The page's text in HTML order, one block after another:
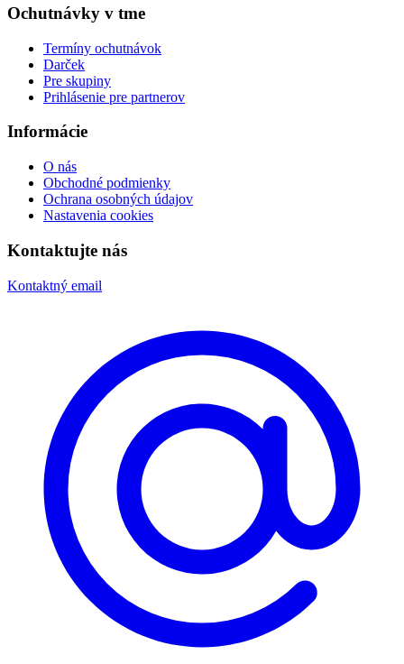
Ochutnávky v tme
Termíny ochutnávok
Darček
Pre skupiny
Prihlásenie pre partnerov
Informácie
O nás
Obchodné podmienky
Ochrana osobných údajov
Nastavenia cookies
Kontaktujte nás
Kontaktný email